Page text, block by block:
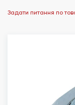
Задати питання по